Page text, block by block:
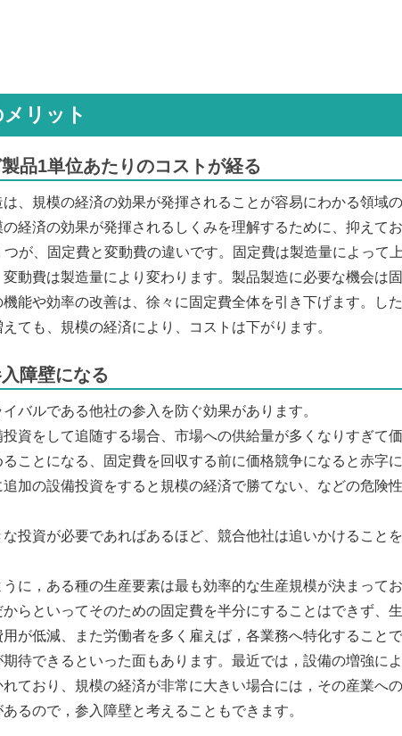
リット
品1単位あたりのコストが経る
、規模の経済の効果が発揮されることが容易にわかる領域
経済の効果が発揮されるしくみを理解するために、抑えて
が、固定費と変動費の違いです。固定費は製造量によって
動費は製造量により変わります。製品製造に必要な機会は
能や効率の改善は、徐々に固定費全体を引き下げます。し
ても、規模の経済により、コストは下がります。
障壁になる
バルである他社の参入を防ぐ効果があります。
資をして追随する場合、市場への供給量が多くなりすぎて
ことになる、固定費を回収する前に価格競争になると赤字
加の設備投資をすると規模の経済で勝てない、などの危険
投資が必要であればあるほど、競合他社は追いかけること
に，ある種の生産要素は最も効率的な生産規模が決まってお
らといってそのための固定費を半分にすることはできず、
が低減、また労働者を多く雇えば，各業務へ特化すること
待できるといった面もあります。最近では，設備の増強に
ており、規模の経済が非常に大きい場合には，その産業へ
るので，参入障壁と考えることもできます。